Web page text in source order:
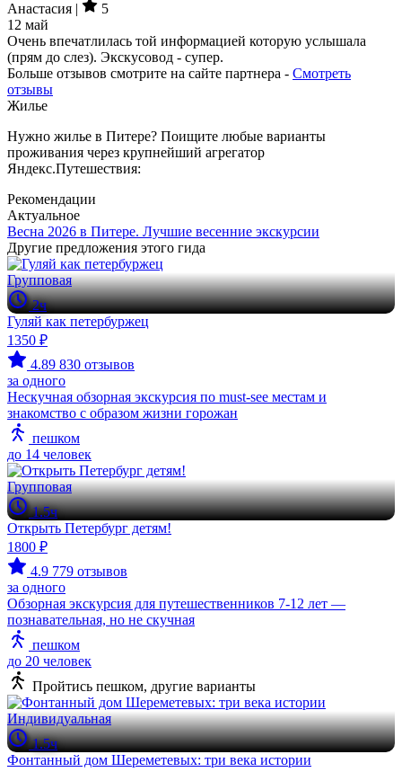
Анастасия |
5
12 май
Очень впечатлилась той информацией которую услышала
(прям до слез). Экскусовод - супер.
Больше отзывов смотрите на сайте партнера - Смотреть
отзывы
Жилье
Нужно жилье в Питере? Поищите любые варианты
проживания через крупнейший агрегатор
Яндекс.Путешествия:
Рекомендации
Актуальное
Весна 2026 в Питере. Лучшие весенние экскурсии
Другие предложения этого гида
Групповая
2ч
Гуляй как петербуржец
1350 ₽
4.89 830 отзывов
за одного
Нескучная обзорная экскурсия по must-see местам и
знакомство с образом жизни горожан
пешком
до 14 человек
Групповая
1.5ч
Открыть Петербург детям!
1800 ₽
4.9 779 отзывов
за одного
Обзорная экскурсия для путешественников 7-12 лет —
познавательная, но не скучная
пешком
до 20 человек
Пройтись пешком, другие варианты
Индивидуальная
1.5ч
Фонтанный дом Шереметевых: три века истории